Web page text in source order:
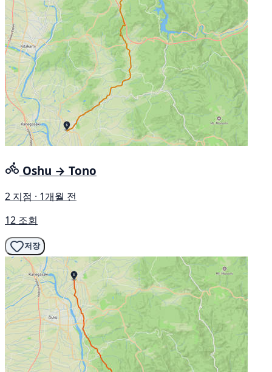
Oshu → Tono
2 지점 · 1개월 전
12 조회
저장